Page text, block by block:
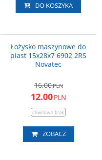
DO KOSZYKA
Łożysko maszynowe do
piast 15x28x7 6902 2RS
Novatec
16.00PLN
12.00PLN
ZOBACZ